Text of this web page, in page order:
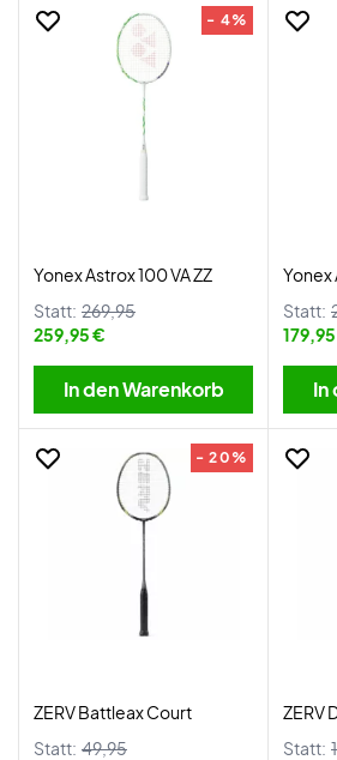
- 4%
Yonex Astrox 100 VA ZZ
Statt: 269,95
259,95 €
In den Warenkorb
Yonex
Statt:
In
- 20%
ZERV Battleax Court
Statt: 49,95
ZERV
Statt: